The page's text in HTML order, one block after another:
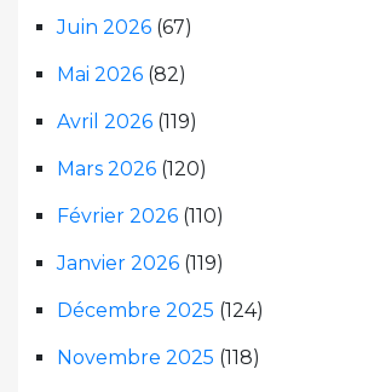
Juin 2026 (67)
Mai 2026 (82)
Avril 2026 (119)
Mars 2026 (120)
Février 2026 (110)
Janvier 2026 (119)
Décembre 2025 (124)
Novembre 2025 (118)